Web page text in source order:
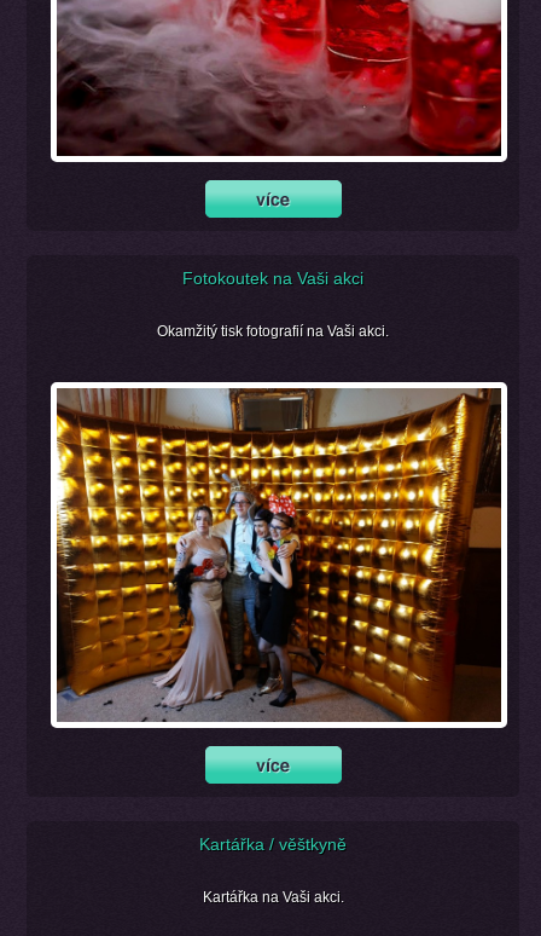
Fotokoutek na Vaši akci
Okamžitý tisk fotografií na Vaši akci.
Kartářka / věštkyně
Kartářka na Vaši akci.